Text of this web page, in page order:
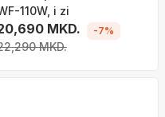
110W, i zi
MKD.
MKD.
-7%